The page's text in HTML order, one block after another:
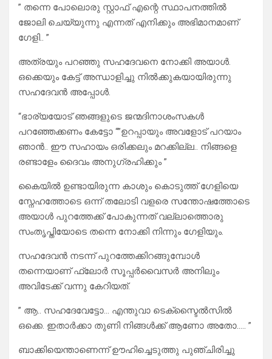
” തന്നെ പോലൊരു സ്റ്റാഫ് എന്റെ സ്ഥാപനത്തിൽ
ജോലി ചെയ്യുന്നു എന്നത് എനിക്കും അഭിമാനമാണ്
ഗേളി.. ”
അത്രയും പറഞ്ഞു സഹദേവനെ നോക്കി അയാൾ.
ഒക്കെയും കേട്ട് അന്ധാളിച്ചു നിൽക്കുകയായിരുന്നു
സഹദേവൻ അപ്പോൾ.
“ഭാര്യയോട് ഞങ്ങളുടെ ജന്മദിനാശംസകൾ
പറഞ്ഞേക്കണം കേട്ടോ “”ഉറപ്പായും അവളോട് പറയാം
ഞാൻ.. ഈ സഹായം ഒരിക്കലും മറക്കില്ല.. നിങ്ങളെ
രണ്ടാളേം ദൈവം അനുഗ്രഹിക്കും ”
കൈയിൽ ഉണ്ടായിരുന്ന കാശും കൊടുത്ത് ഗേളിയെ
സ്നേഹത്തോടെ ഒന്ന് തലോടി വളരെ സന്തോഷത്തോടെ
അയാൾ പുറത്തേക്ക് പോകുന്നത് വല്ലാത്തൊരു
സംതൃപ്തിയോടെ തന്നെ നോക്കി നിന്നും ഗേളിയും.
സഹദേവൻ നടന്ന് പുറത്തേക്കിറങ്ങുമ്പോൾ
തന്നെയാണ് ഫ്ലോർ സൂപ്പർവൈസർ അനിലും
അവിടേക്ക് വന്നു കേറിയത്.
” ആ.. സഹദേവേട്ടോ… എന്തുവാ ടെക്സ്ടൈൽസിൽ
ഒക്കെ. ഇതാർക്കാ തുണി നിങ്ങൾക്ക് ആണോ അതോ….. ”
ബാക്കിയെന്താണെന്ന് ഊഹിച്ചെടുത്തു പുഞ്ചിരിച്ചു